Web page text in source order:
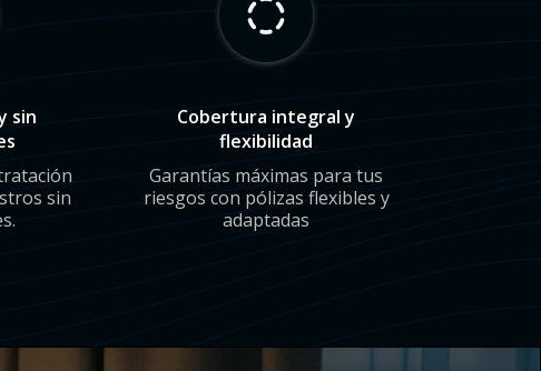
sin
sin
Cobertura integral y
flexibilidad
Garantías máximas para tus
riesgos con pólizas flexibles y
adaptadas